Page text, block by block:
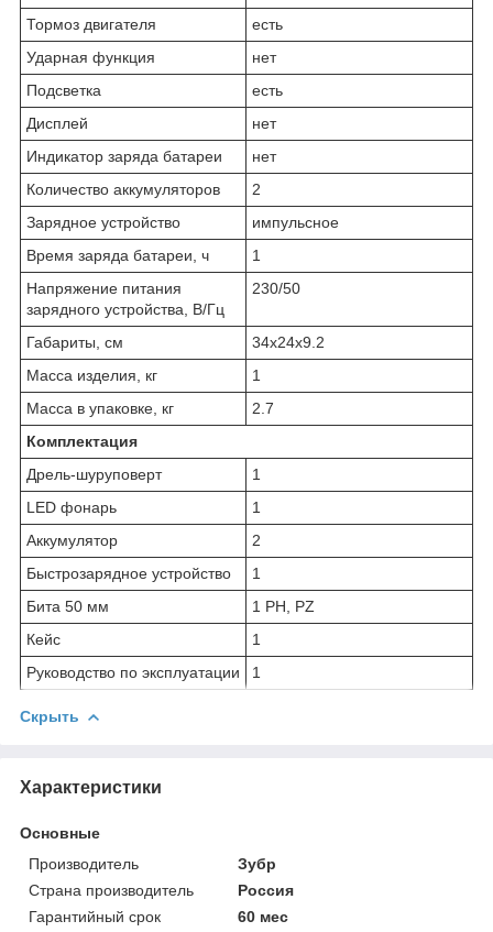
Тормоз двигателя
есть
Ударная функция
нет
Подсветка
есть
Дисплей
нет
Индикатор заряда батареи
нет
Количество аккумуляторов
2
Зарядное устройство
им­пульс­ное
Время заряда батареи, ч
1
Напряжение питания
зарядного устройства, В/Гц
230/50
Габариты, см
34x24x9.2
Масса изделия, кг
1
Масса в упаковке, кг
2.7
Комплектация
Дрель-шуруповерт
1
LED фонарь
1
Аккумулятор
2
Быстрозарядное устройство
1
Бита 50 мм
1 PH, PZ
Кейс
1
Руководство по эксплуатации
1
Скрыть
Характеристики
Основные
Производитель
Зубр
Страна производитель
Россия
Гарантийный срок
60 мес